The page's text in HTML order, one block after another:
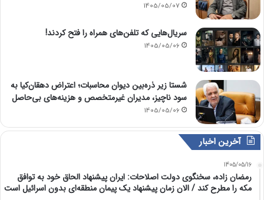
1405/05/07
سریال‌هایی که تلفن‌های همراه را فتح کردند!
1405/05/06
شستا زیر ذره‌بین دیوان محاسبات؛ اعتراض دهقان‌کیا به
سود ناچیز، مدیران غیرمتخصص و هزینه‌های بی‌حاصل
1405/05/06
آخرین اخبار
1405/05/16
رمضان زاده، سخنگوی دولت اصلاحات: ایران پیشنهاد الحاق خود به توافق
مکه را مطرح کند / الان زمان پیشنهاد یک پیمان منطقه‌ای بدون اسرائیل است